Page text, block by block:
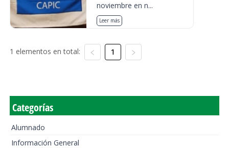
noviembre en n...
Leer más
1 elementos en total: 1
Categorías
Alumnado
Información General